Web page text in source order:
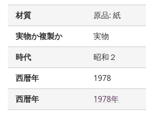
材質
原品: 紙
実物か複製か
実物
時代
昭和２
西暦年
1978
西暦年
1978年